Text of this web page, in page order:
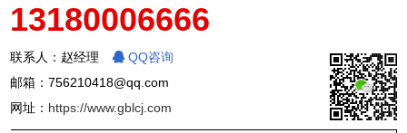
13180006666
联系人：赵经理
QQ咨询
邮箱：756210418@qq.com
网址： https://www.gblcj.com